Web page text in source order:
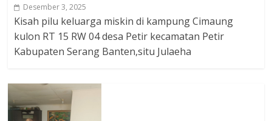
Desember 3, 2025
Kisah pilu keluarga miskin di kampung Cimaung
kulon RT 15 RW 04 desa Petir kecamatan Petir
Kabupaten Serang Banten,situ Julaeha